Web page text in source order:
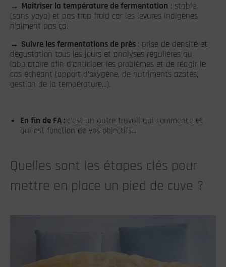
→ Maîtriser la température de fermentation : stable
(sans yoyo) et pas trop froid car les levures indigènes
n’aiment pas ça.
→ Suivre les fermentations de près : prise de densité et
dégustation tous les jours et analyses régulières au
laboratoire afin d’anticiper les problèmes et de réagir le
cas échéant (apport d’oxygène, de nutriments azotés,
gestion de la température...).
En fin de FA : c'est un autre travail qui commence et
qui est fonction de vos objectifs...
Quelles sont les étapes clés pour
mettre en place un pied de cuve ?